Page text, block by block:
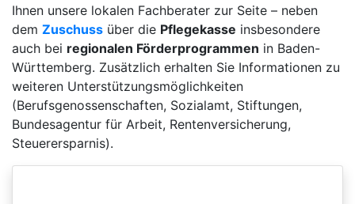
Ihnen unsere lokalen Fachberater zur Seite – neben
dem Zuschuss über die Pflegekasse insbesondere
auch bei regionalen Förderprogrammen in Baden-
Württemberg. Zusätzlich erhalten Sie Informationen zu
weiteren Unterstützungsmöglichkeiten
(Berufsgenossenschaften, Sozialamt, Stiftungen,
Bundesagentur für Arbeit, Rentenversicherung,
Steuerersparnis).